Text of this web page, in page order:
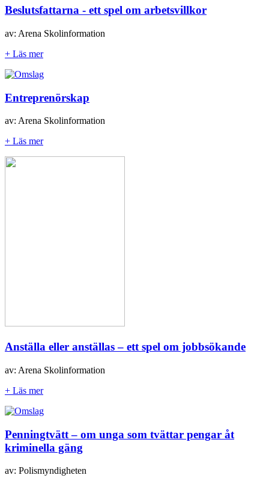
Beslutsfattarna - ett spel om arbetsvillkor
av: Arena Skolinformation
+ Läs mer
Entreprenörskap
av: Arena Skolinformation
+ Läs mer
Anställa eller anställas – ett spel om jobbsökande
av: Arena Skolinformation
+ Läs mer
Penningtvätt – om unga som tvättar pengar åt
kriminella gäng
av: Polismyndigheten